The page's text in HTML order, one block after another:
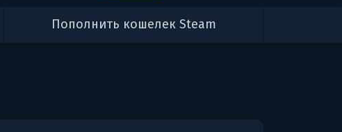
Пополнить кошелек Steam